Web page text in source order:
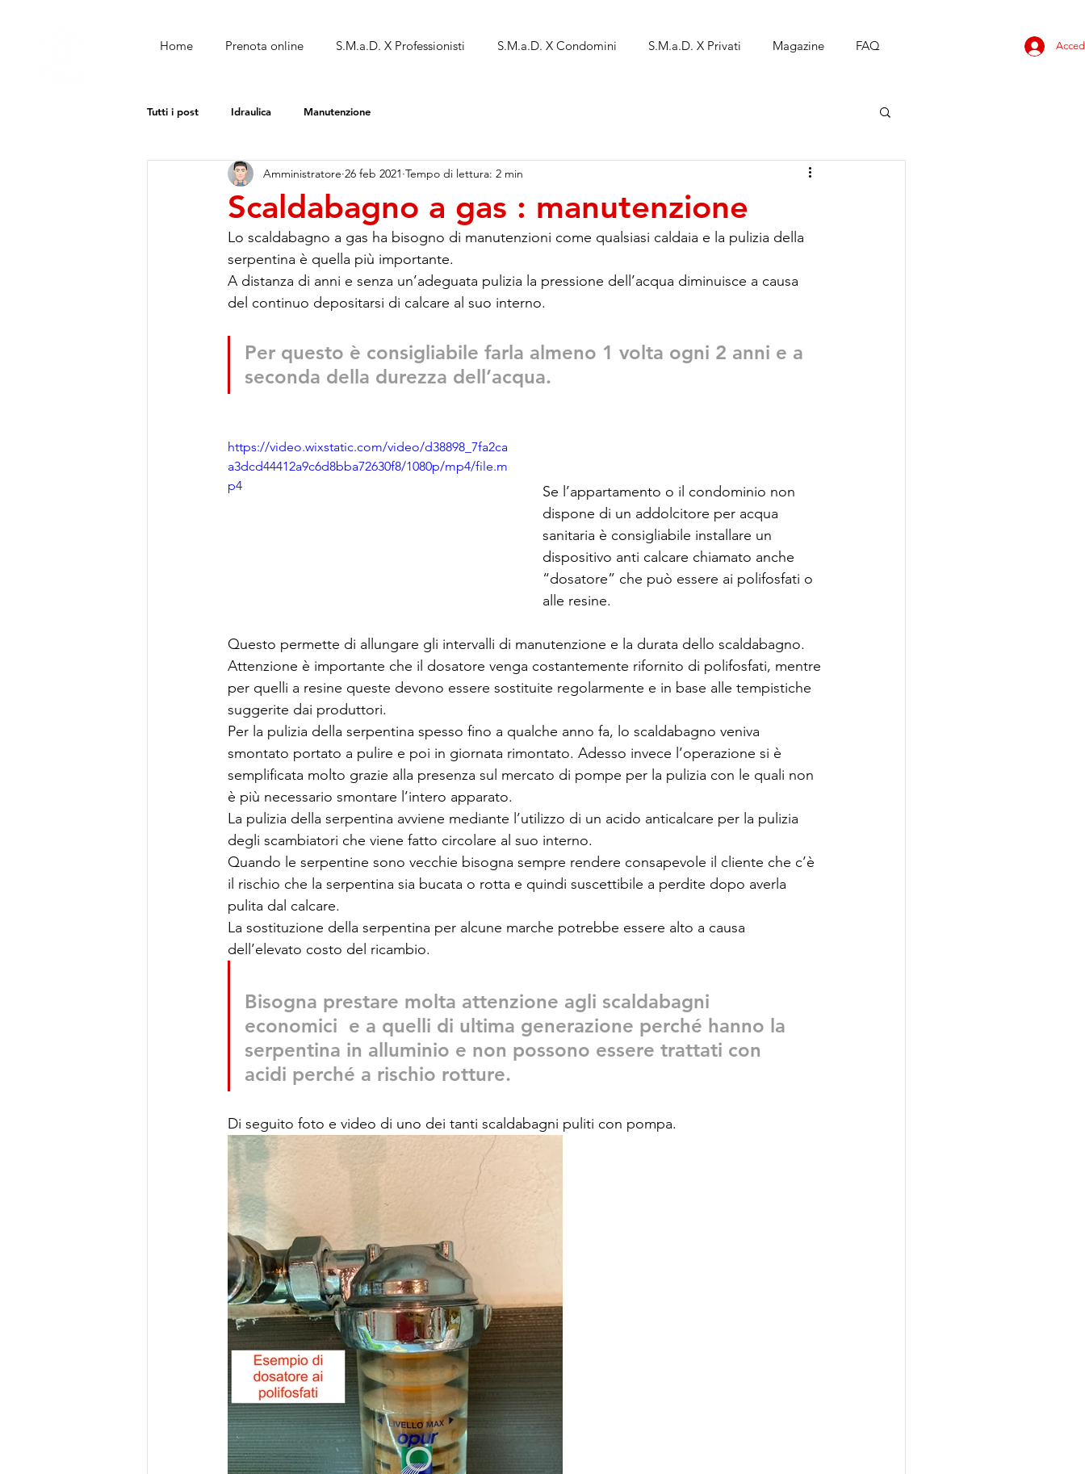
Home Prenota online S.M.a.D. X Professionisti S.M.a.D. X Condomini S.M.a.D. X Privati Magazine FAQ
Tutti i post Idraulica Manutenzione
Scaldabagno a gas : manutenzione
Amministratore 26 feb 2021 Tempo di lettura: 2 min
Lo scaldabagno a gas ha bisogno di manutenzioni come qualsiasi caldaia e la pulizia della
serpentina è quella più importante.
A distanza di anni e senza un’adeguata pulizia la pressione dell’acqua diminuisce a causa
del continuo depositarsi di calcare al suo interno.
Per questo è consigliabile farla almeno 1 volta ogni 2 anni e a
seconda della durezza dell’acqua.
https://video.wixstatic.com/video/d38898_7fa2ca
a3dcd44412a9c6d8bba72630f8/1080p/mp4/file.m
p4
Se l’appartamento o il condominio non
dispone di un addolcitore per acqua
sanitaria è consigliabile installare un
dispositivo anti calcare chiamato anche
“dosatore” che può essere ai polifosfati o
alle resine.
Questo permette di allungare gli intervalli di manutenzione e la durata dello scaldabagno.
Attenzione è importante che il dosatore venga costantemente rifornito di polifosfati, mentre
per quelli a resine queste devono essere sostituite regolarmente e in base alle tempistiche
suggerite dai produttori.
Per la pulizia della serpentina spesso fino a qualche anno fa, lo scaldabagno veniva
smontato portato a pulire e poi in giornata rimontato. Adesso invece l’operazione si è
semplificata molto grazie alla presenza sul mercato di pompe per la pulizia con le quali non
è più necessario smontare l’intero apparato.
La pulizia della serpentina avviene mediante l’utilizzo di un acido anticalcare per la pulizia
degli scambiatori che viene fatto circolare al suo interno.
Quando le serpentine sono vecchie bisogna sempre rendere consapevole il cliente che c’è
il rischio che la serpentina sia bucata o rotta e quindi suscettibile a perdite dopo averla
pulita dal calcare.
La sostituzione della serpentina per alcune marche potrebbe essere alto a causa
dell’elevato costo del ricambio.
Bisogna prestare molta attenzione agli scaldabagni
economici  e a quelli di ultima generazione perché hanno la
serpentina in alluminio e non possono essere trattati con
acidi perché a rischio rotture.
Di seguito foto e video di uno dei tanti scaldabagni puliti con pompa.